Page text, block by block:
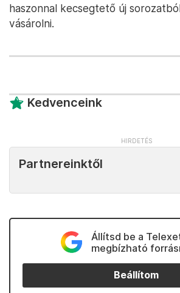
haszonnal kecsegtető új
vásárolni.
Kedvenceink
Partnereinktől
Állítsd be a
megbízható
Beállítom